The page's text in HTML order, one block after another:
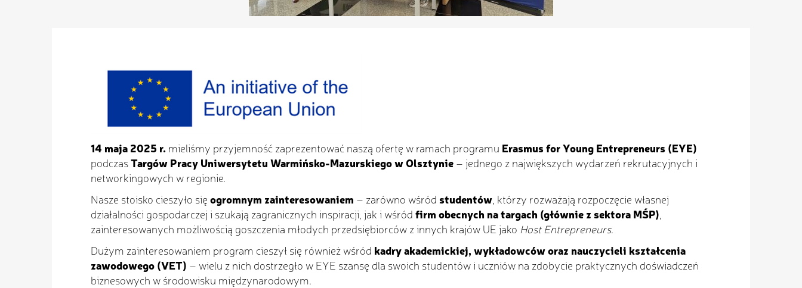
14 maja 2025 r. mieliśmy przyjemność zaprezentować naszą ofertę w ramach programu Erasmus for Young Entrepreneurs (EYE)
podczasTargów Pracy Uniwersytetu Warmińsko-Mazurskiego w Olsztynie – jednego z największych wydarzeń rekrutacyjnych i
networkingowych w regionie.
Nasze stoisko cieszyło się ogromnym zainteresowaniem – zarówno wśród studentów , którzy rozważają rozpoczęcie własnej
działalności gospodarczej i szukają zagranicznych inspiracji, jak i wśród firm obecnych na targach (głównie z sektora MŚP)
zainteresowanych możliwością goszczenia młodych przedsiębiorców z innych krajów UE jako Host Entrepreneurs.
Dużym zainteresowaniem program cieszył się również wśród kadry akademickiej, wykładowców oraz nauczycieli kształcenia
zawodowego (VET) – wielu z nich dostrzegło w EYE szansę dla swoich studentów i uczniów na zdobycie praktycznych doświadczeń
biznesowych w środowisku międzynarodowym.